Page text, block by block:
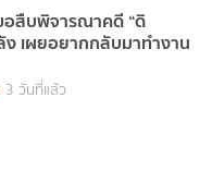
สืบพิจารณาคดี “ดิ
เผยอยากกลับมาทำงาน
3 วันที่แล้ว